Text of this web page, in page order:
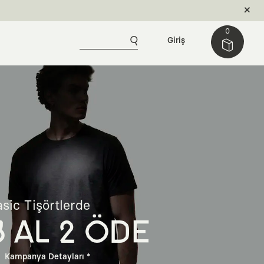
0
Giriş
Tişörtlerde
AL 2 ÖDE
Kampanya Detayları *